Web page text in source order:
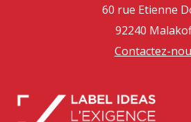
60 rue Etienne
92240
Contactez-